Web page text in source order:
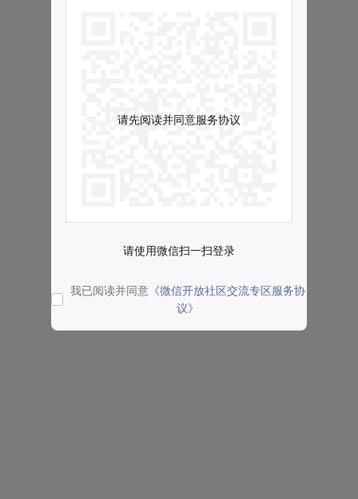
请先阅读并同意服务协议
请使用微信扫一扫登录
我已阅读并同意 《微信开放社区交流专区服务协
议》